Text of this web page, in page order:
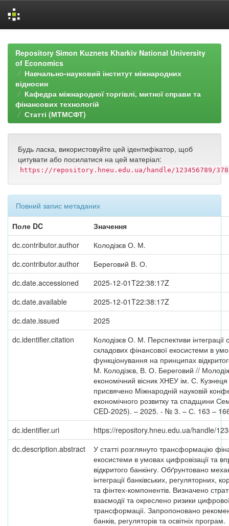
navigationRepository Simon Kuznets Kharkiv National University
of Economics
Навчально-науковий інститут міжнародних
відносин
Кафедра міжнародної торгівлі, митної справи та
фінансових технологій
Статті (МТМСФТ)
Будь ласка, використовуйте цей ідентифікатор, щоб
цитувати або посилатися на цей матеріал:
https://repository.hneu.edu.ua/handle/123456789/
Повний запис метаданих
Поле DC
Значення
dc.contributor.author
Колодізєв О. М.
dc.contributor.author
Береговий В. О.
dc.date.accessioned
2025-12-01T22:38:17Z
dc.date.available
2025-12-01T22:38:17Z
dc.date.issued
2025
dc.identifier.citation
Колодізєв О. М. Перспективи інтеграції
складових фінансової екосистеми в
функціонування на принципах
М. Колодізєв, В. О. Береговий //
економічний вісник ХНЕУ ім. С.
присвячено Міжнародній науковій
економічного розвитку та спадщини
CED-2025). – 2025. - № 3. – С. 163 –
dc.identifier.uri
https://repository.hneu.edu.ua/handle/
dc.description.abstract
У статті розглянуто трансформацію
екосистеми в умовах цифровізації та
відкритого банкінгу. Обґрунтовано
інтеграції банківських, регуляторних,
та фінтех-компонентів. Визначено
взаємодії та окреслено ризики
трансформації. Запропоновано
банків, регуляторів та освітніх програм.